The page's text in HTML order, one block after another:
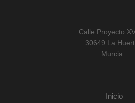
Calle Proyecto
30649 La
Murcia
Inicio